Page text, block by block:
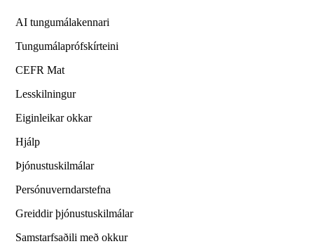
AI tungumálakennari
Tungumálaprófskírteini
CEFR Mat
Lesskilningur
Eiginleikar okkar
Hjálp
Þjónustuskilmálar
Persónuverndarstefna
Greiddir þjónustuskilmálar
Samstarfsaðili með okkur